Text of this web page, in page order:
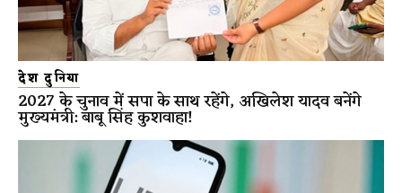
देश दुनिया
2027 के चुनाव में सपा के साथ रहेंगे, अखिलेश यादव बनेंगे
मुख्यमंत्री: बाबू सिंह कुशवाहा!